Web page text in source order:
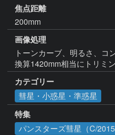
焦点距離
200mm
画像処理
トーンカーブ、明るさ、コ
換算1420mm相当にトリミ
カテゴリー
彗星・小惑星・準惑星
特集
パンスターズ彗星（C/2015